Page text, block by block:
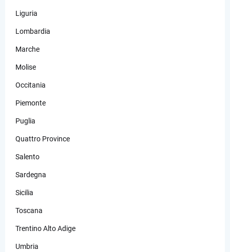
Liguria
Lombardia
Marche
Molise
Occitania
Piemonte
Puglia
Quattro Province
Salento
Sardegna
Sicilia
Toscana
Trentino Alto Adige
Umbria